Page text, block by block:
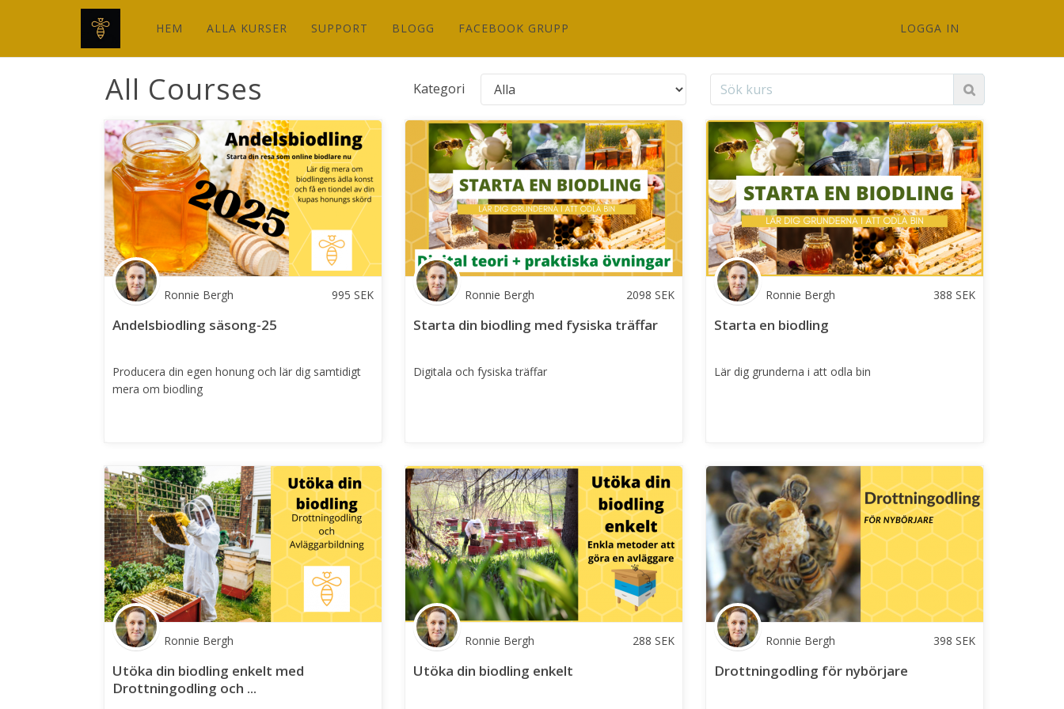
HEM ALLA KURSER SUPPORT BLOGG FACEBOOK GRUPP LOGGA IN
All Courses Kategori
Ronnie Bergh 995 SEK
Andelsbiodling säsong-25
Producera din egen honung och lär dig samtidigt
mera om biodling
Ronnie Bergh 2098 SEK
Starta din biodling med fysiska träffar
Digitala och fysiska träffar
Ronnie Bergh 388 SEK
Starta en biodling
Lär dig grunderna i att odla bin
Ronnie Bergh
Utöka din biodling enkelt med
Drottningodling och ...
Ronnie Bergh 288 SEK
Utöka din biodling enkelt
Ronnie Bergh 398 SEK
Drottningodling för nybörjare